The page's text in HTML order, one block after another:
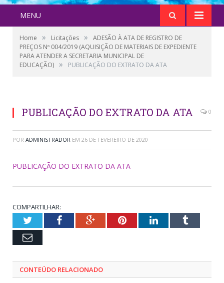
MENU
Home » Licitações »
ADESÃO À ATA DE REGISTRO DE
PREÇOS Nº 004/2019 (AQUISIÇÃO DE MATERIAIS DE EXPEDIENTE
PARA ATENDER A SECRETARIA MUNICIPAL DE
EDUCAÇÃO) » PUBLICAÇÃO DO EXTRATO DA ATA
PUBLICAÇÃO DO EXTRATO DA ATA 0
POR ADMINISTRADOR EM 26 DE FEVEREIRO DE 2020
PUBLICAÇÃO DO EXTRATO DA ATA
COMPARTILHAR:
TwitterFacebookGoogle+PinterestLinkedInTumblr
Email
CONTEÚDO RELACIONADO